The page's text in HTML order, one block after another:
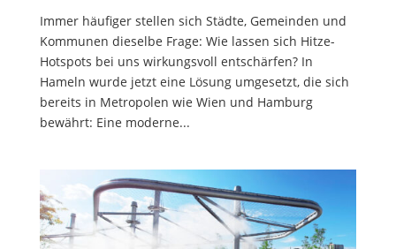
Immer häufiger stellen sich Städte, Gemeinden und
Kommunen dieselbe Frage: Wie lassen sich Hitze-
Hotspots bei uns wirkungsvoll entschärfen? In
Hameln wurde jetzt eine Lösung umgesetzt, die sich
bereits in Metropolen wie Wien und Hamburg
bewährt: Eine moderne...